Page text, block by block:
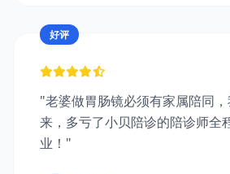
好评
"老婆做胃肠镜必须有家属陪同
来，多亏了小贝陪诊的陪诊师全
业！"